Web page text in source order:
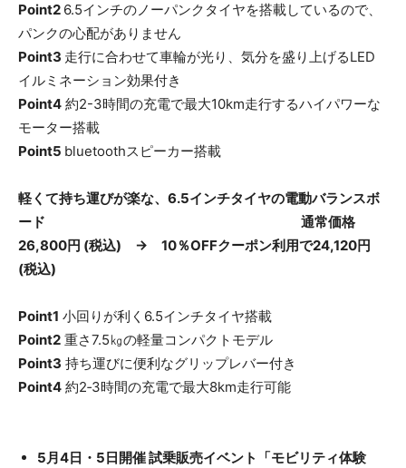
Point2 6.5インチのノーパンクタイヤを搭載しているので、
パンクの心配がありません
Point3 走行に合わせて車輪が光り、気分を盛り上げるLED
イルミネーション効果付き
Point4 約2-3時間の充電で最大10km走行するハイパワーな
モーター搭載
Point5 bluetoothスピーカー搭載
軽くて持ち運びが楽な、6.5インチタイヤの電動バランスボ
ード 通常価格
26,800円 (税込) → 10％OFFクーポン利用で24,120円
(税込)
Point1 小回りが利く6.5インチタイヤ搭載
Point2 重さ7.5㎏の軽量コンパクトモデル
Point3 持ち運びに便利なグリップレバー付き
Point4 約2‐3時間の充電で最大8km走行可能
5月4日・5日開催 試乗販売イベント「モビリティ体験